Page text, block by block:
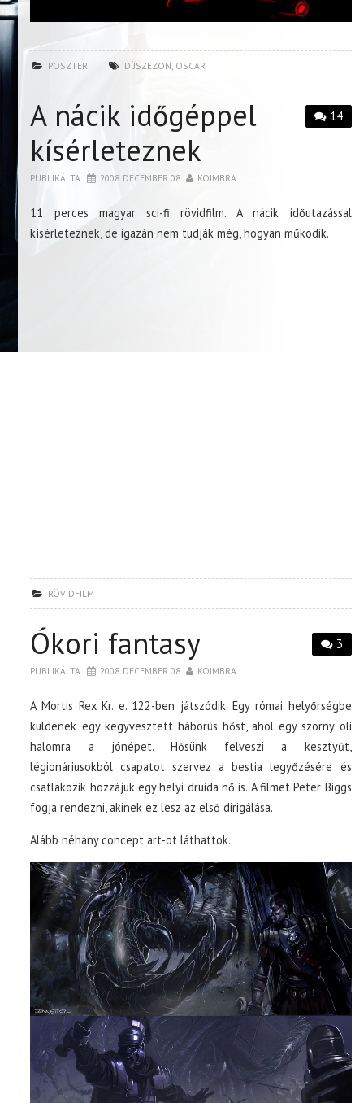
POSZTER DÍJSZEZON OSCAR
14
A nácik időgéppel
kísérleteznek
PUBLIKÁLTA 2008. DECEMBER 08. KOIMBRA
11 perces magyar sci-fi rövidfilm. A nácik időutazással
kísérleteznek, de igazán nem tudják még, hogyan működik.
RÖVIDFILM
3
Ókori fantasy
PUBLIKÁLTA 2008. DECEMBER 08. KOIMBRA
A Mortis Rex Kr. e. 122-ben játszódik. Egy római helyőrségbe
küldenek egy kegyvesztett háborús hőst, ahol egy szörny öli
halomra a jónépet. Hősünk felveszi a kesztyűt,
légionáriusokból csapatot szervez a bestia legyőzésére és
csatlakozik hozzájuk egy helyi druida nő is. A filmet Peter Biggs
fogja rendezni, akinek ez lesz az első dirigálása.
Alább néhány concept art-ot láthattok.